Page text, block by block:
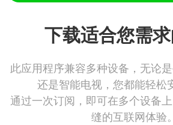
下载适合您需
此应用程序兼容多种设备，无论
还是智能电视，您都能轻松
通过一次订阅，即可在多个设备
缝的互联网体验。